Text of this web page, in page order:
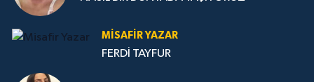
MISAFIR YAZAR
FERDİ TAYFUR